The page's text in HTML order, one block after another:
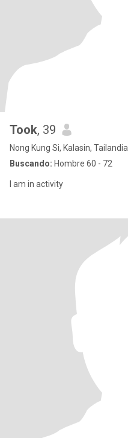
Took, 39
Nong Kung Si, Kalasin, Tailandia
Buscando: Hombre 60 - 72
I am in activity